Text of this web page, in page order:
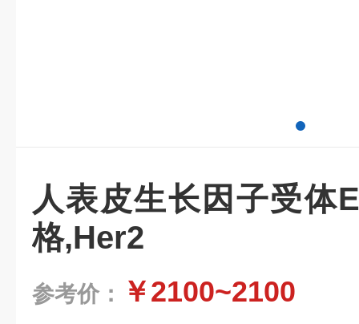
人表皮生长因子受体
格,Her2
参考价： ￥2100~2100